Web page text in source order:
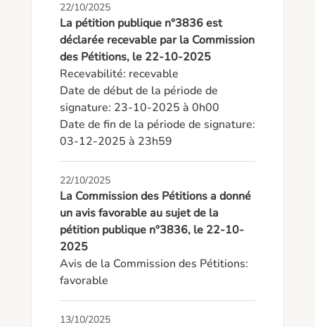
22/10/2025
La pétition publique n°3836 est
déclarée recevable par la Commission
des Pétitions, le 22-10-2025
Recevabilité: recevable
Date de début de la période de
signature: 23-10-2025 à 0h00
Date de fin de la période de signature:
03-12-2025 à 23h59
22/10/2025
La Commission des Pétitions a donné
un avis favorable au sujet de la
pétition publique n°3836, le 22-10-
2025
Avis de la Commission des Pétitions:
favorable
13/10/2025